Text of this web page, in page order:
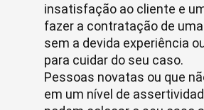
insatisfação ao cliente e
fazer a contratação de
sem a devida experiência
para cuidar do seu caso.
Pessoas novatas ou que
em um nível de